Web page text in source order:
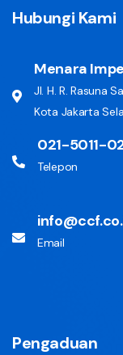
Hubungi Kami
Menara
Jl. H. R. Rasuna
Kota Jakarta
021-5011-
Telepon
Email
Pengaduan